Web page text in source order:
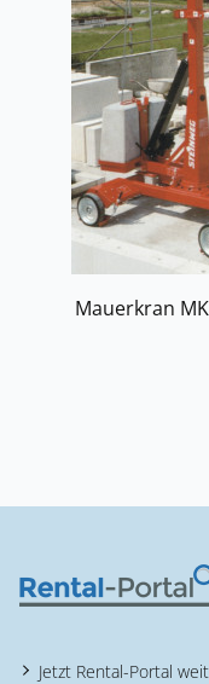
Mauerkran
Jetzt Rental-Portal